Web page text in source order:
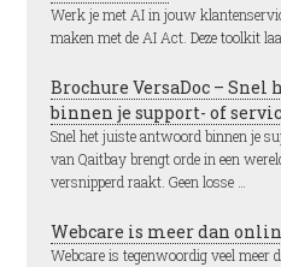
Werk je met AI in jouw
maken met de AI Act. Deze toolkit
Brochure VersaDoc –
binnen je support- of
Snel het juiste antwoord binnen je
van Qaitbay brengt orde in een
versnipperd raakt. Geen losse …
Webcare is meer dan
Webcare is tegenwoordig veel meer